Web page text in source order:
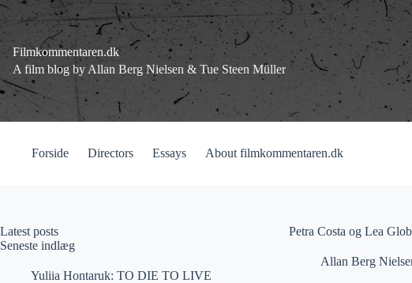
Fortsæt
til
indhold
Filmkommentaren.dk
A film blog by Allan Berg Nielsen & Tue Steen Müller
Forside Directors Essays About filmkommentaren.dk
Petra Costa og Lea
Allan Berg
Latest posts
Seneste indlæg
Yuliia Hontaruk: TO DIE TO LIVE